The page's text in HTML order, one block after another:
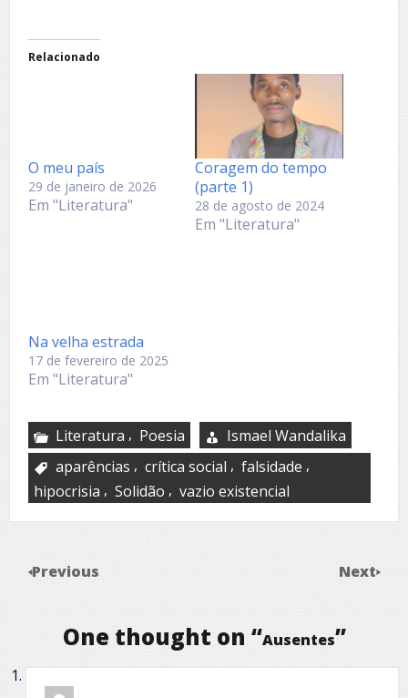
Relacionado
O meu país
29 de janeiro de 2026
Em "Literatura"
Coragem do tempo
(parte 1)
28 de agosto de 2024
Em "Literatura"
Na velha estrada
17 de fevereiro de 2025
Em "Literatura"
Literatura , Poesia
Ismael Wandalika
aparências , crítica social , falsidade ,
hipocrisia , Solidão , vazio existencial
Previous Next
One thought on “Ausentes”